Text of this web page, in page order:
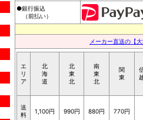
●銀行振込
（前払い）
メーカー直送の【
エ
リ
ア
北
海
道
北
東
北
南
東
北
関
東
送
料
1,100円 990円 880円 770円